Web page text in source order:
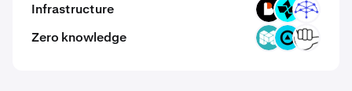
Infrastructure BICO CTSI UMB
Zero knowledge MCH ZBT YEC